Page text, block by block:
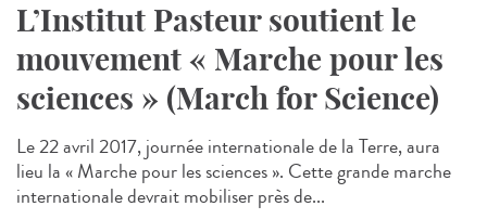
L’Institut Pasteur soutient le
mouvement « Marche pour les
sciences » (March for Science)
Le 22 avril 2017, journée internationale de la Terre, aura
lieu la « Marche pour les sciences ». Cette grande marche
internationale devrait mobiliser près de...